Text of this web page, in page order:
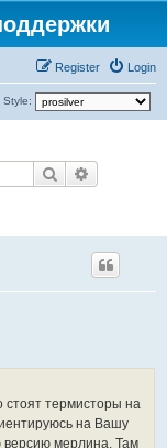
Login
Register
Style:
Search
стоят термисторы на
на Вашу
версию мерлина. Там